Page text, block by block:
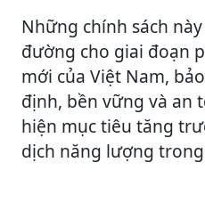
Những chính sách
đường cho giai đoạn
mới của Việt Nam,
định, bền vững và an
hiện mục tiêu tăng
dịch năng lượng